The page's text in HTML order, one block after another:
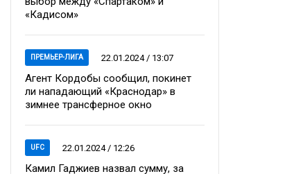
«Кадисом»
ПРЕМЬЕР-ЛИГА 22.01.2024 / 13:07
Агент Кордобы сообщил, покинет
ли нападающий «Краснодар» в
зимнее трансферное окно
UFC 22.01.2024 / 12:26
Камил Гаджиев назвал сумму, за